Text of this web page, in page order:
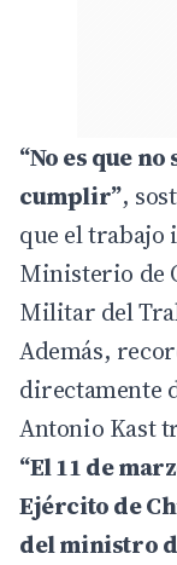
“No es que
cumplir”,
que el trabajo
Ministerio de
Militar del
Además,
directamente
Antonio Kast
“El 11 de
Ejército de
del ministro